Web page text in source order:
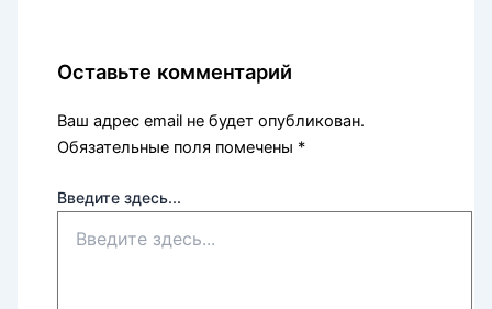
Оставьте комментарий
Ваш адрес email не будет опубликован.
Обязательные поля помечены *
Введите здесь...